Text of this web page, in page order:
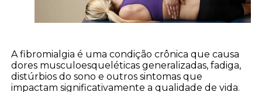
A fibromialgia é uma condição crônica que causa
dores musculoesqueléticas generalizadas, fadiga,
distúrbios do sono e outros sintomas que
impactam significativamente a qualidade de vida.